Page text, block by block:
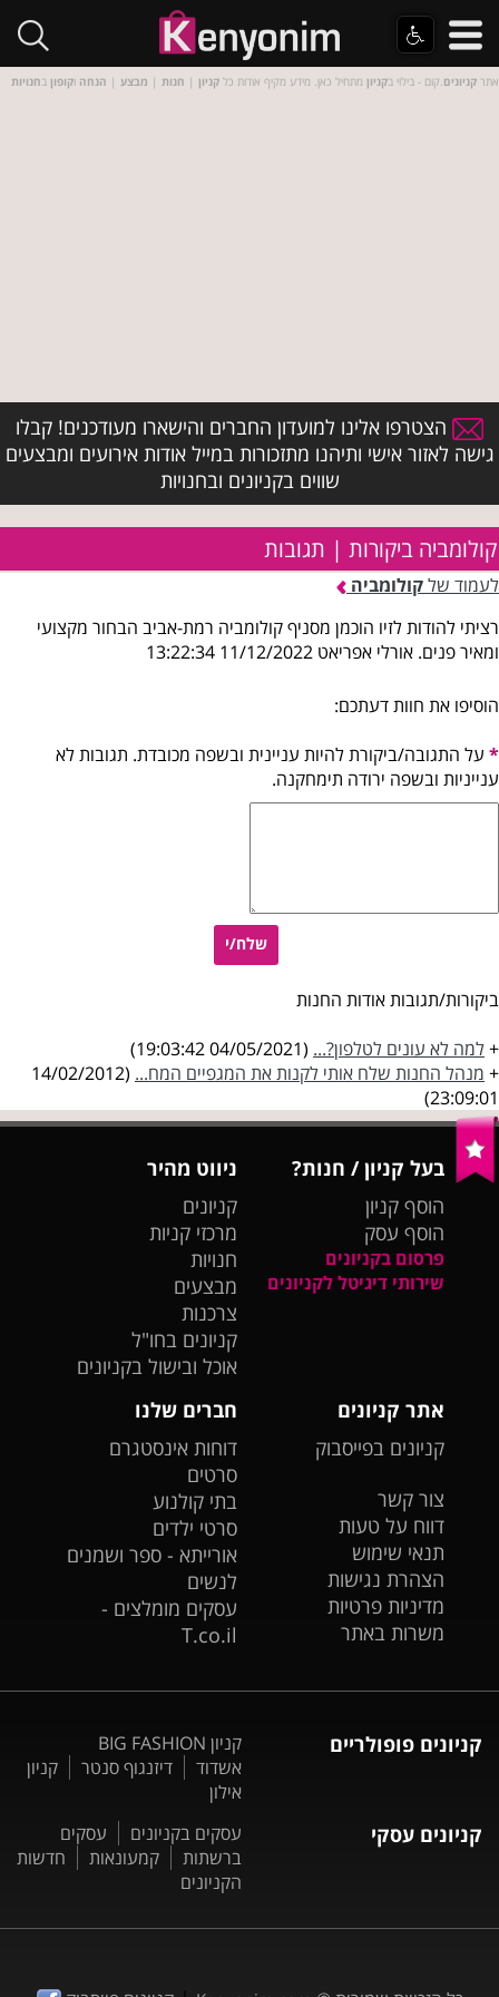
אתר קניונים.קום - בילוי בקניון מתחיל כאן. מידע מקיף אודות כל קניון | חנות | מבצע | הנחה וקופון בחנויות
הצטרפו אלינו למועדון החברים והישארו מעודכנים! קבלו
גישה לאזור אישי ותיהנו מתזכורות במייל אודות אירועים ומבצעים
שווים בקניונים ובחנויות
קולומביה ביקורות | תגובות
לעמוד שלקולומביה
רציתי להודות לזיו הוכמן מסניף קולומביה רמת-אביב הבחור מקצועי
ומאיר פנים. אורלי אפריאט 11/12/2022 13:22:34
הוסיפו את חוות דעתכם:
* על התגובה/ביקורת להיות עניינית ובשפה מכובדת. תגובות לא
ענייניות ובשפה ירודה תימחקנה.
שלח/י
ביקורות/תגובות אודות החנות
+למה לא עונים לטלפון?... (04/05/2021 19:03:42)
+ מנהל החנות שלח אותי לקנות את המגפיים המח... (14/02/2012
23:09:01)
בעל קניון / חנות?
הוסף קניון
הוסף עסק
פרסום בקניונים
שירותי דיגיטל לקניונים
ניווט מהיר
קניונים
מרכזי קניות
חנויות
מבצעים
צרכנות
קניונים בחו"ל
אוכל ובישול בקניונים
אתר קניונים
קניונים בפייסבוק
צור קשר
דווח על טעות
תנאי שימוש
הצהרת נגישות
מדיניות פרטיות
משרות באתר
חברים שלנו
דוחות אינסטגרם
סרטים
בתי קולנוע
סרטי ילדים
אורייתא - ספר ושמנים
לנשים
עסקים מומלצים -
T.co.il
קניונים פופולריים
קניון BIG FASHION
אשדוד
דיזנגוף סנטר
קניון
אילון
קניונים עסקי עסקים בקניונים
עסקים
ברשתות
קמעונאות
חדשות
הקניונים